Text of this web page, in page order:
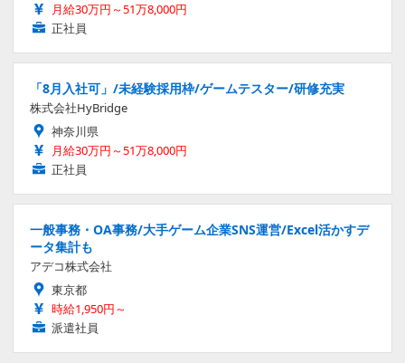
月給30万円～51万8,000円
正社員
「8月入社可」/未経験採用枠/ゲームテスター/研修充実
株式会社HyBridge
神奈川県
月給30万円～51万8,000円
正社員
一般事務・OA事務/大手ゲーム企業SNS運営/Excel活かすデ
ータ集計も
アデコ株式会社
東京都
時給1,950円～
派遣社員